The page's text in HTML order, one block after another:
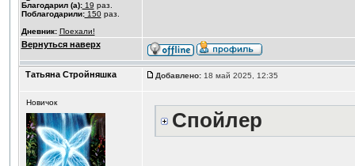
Благодарил (а):19 раз.
Поблагодарили:150раз.
Дневник: Поехали!
Вернуться наверх
Татьяна Стройняшка Добавлено:18 май 2025, 12:35
Новичок
Спойлер